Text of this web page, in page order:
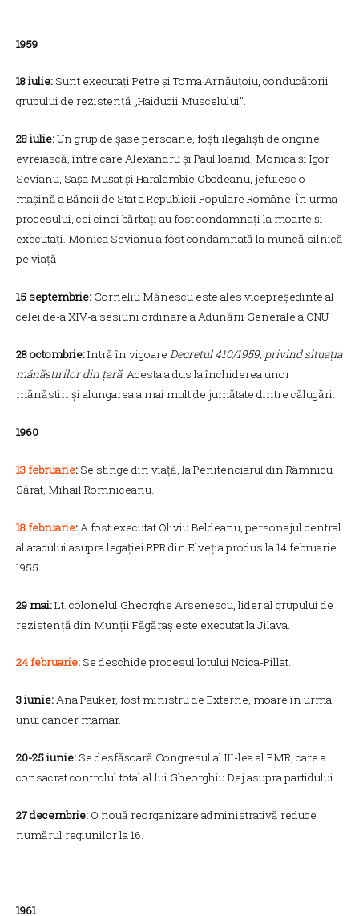
1959
18 iulie: Sunt executați Petre și Toma Arnăuțoiu, conducătorii
grupului de rezistență „Haiducii Muscelului”.
28 iulie:Un grup de șase persoane, foști ilegaliști de origine
evreiască, între care Alexandru și Paul Ioanid, Monica și Igor
Sevianu, Sașa Mușat și Haralambie Obodeanu, jefuiesc o
mașină a Băncii de Stat a Republicii Populare Române. În urma
procesului, cei cinci bărbați au fost condamnați la moarte și
executați. Monica Sevianu a fost condamnată la muncă silnică
pe viață.
15 septembrie: Corneliu Mănescu este ales vicepreședinte al
celei de-a XIV-a sesiuni ordinare a Adunării Generale a ONU
28 octombrie:Intră în vigoare Decretul 410/1959, privind situația
mănăstirilor din țară. Acesta a dus la închiderea unor
mănăstiri și alungarea a mai mult de jumătate dintre călugări.
1960
13 februarie: Se stinge din viață, la Penitenciarul din Râmnicu
Sărat, Mihail Romniceanu.
18 februarie:A fost executat Oliviu Beldeanu, personajul central
al atacului asupra legației RPR din Elveția produs la 14 februarie
1955.
29 mai:Lt. colonelul Gheorghe Arsenescu, lider al grupului de
rezistență din Munții Făgăraș este executat la Jilava.
24 februarie: Se deschide procesul lotului Noica-Pillat.
3 iunie:Ana Pauker, fost ministru de Externe, moare în urma
unui cancer mamar.
20-25 iunie: Se desfășoară Congresul al III-lea al PMR, care a
consacrat controlul total al lui Gheorghiu Dej asupra partidului.
27 decembrie: O nouă reorganizare administrativă reduce
numărul regiunilor la 16.
1961